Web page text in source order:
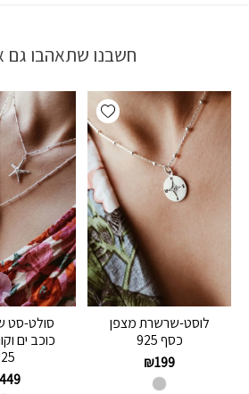
חשבנו שתאהבו גם
Add wishlist
לוסט-שרשרת מצפן
כסף 925
₪199
סולט-סט
כוכב ים